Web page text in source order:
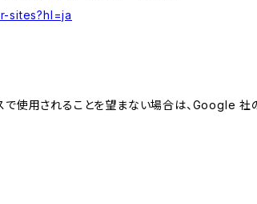
sites?hl=ja
使用されることを望まない場合は、Google